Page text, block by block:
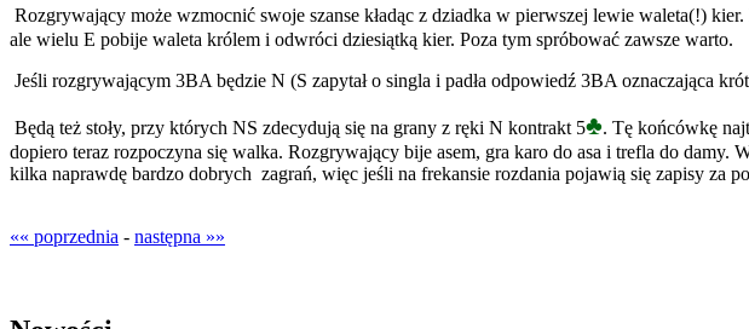
Rozgrywający może wzmocnić swoje szanse kładąc z dziadka w pierwszej lewie waleta(!)
ale wielu E pobije waleta królem i odwróci dziesiątką kier. Poza tym spróbować zawsze warto.
Jeśli rozgrywającym 3BA będzie N (S zapytał o singla i padła odpowiedź 3BA oznaczająca
Będą też stoły, przy których NS zdecydują się na grany z ręki N kontrakt 5♣. Tę końcówkę
dopiero teraz rozpoczyna się walka. Rozgrywający bije asem, gra karo do asa i trefla do
kilka naprawdę bardzo dobrych zagrań, więc jeśli na frekansie rozdania pojawią się zapisy za
«« poprzednia - następna »»